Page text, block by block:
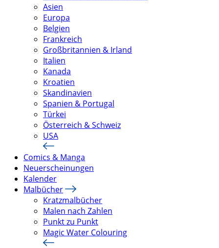
Asien
Europa
Belgien
Frankreich
Großbritannien & Irland
Italien
Kanada
Kroatien
Skandinavien
Spanien & Portugal
Türkei
Österreich & Schweiz
USA
Comics & Manga
Neuerscheinungen
Kalender
Malbücher
Kratzmalbücher
Malen nach Zahlen
Punkt zu Punkt
Magic Water Colouring